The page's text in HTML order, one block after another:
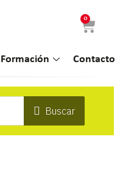
0
Formación Contacto
Buscar